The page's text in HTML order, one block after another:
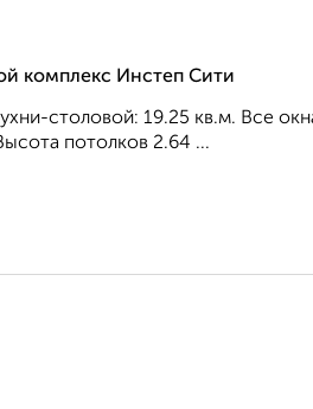
комплекс Инстеп Сити
столовой: 19.25 кв.м. Все
потолков 2.64 ...